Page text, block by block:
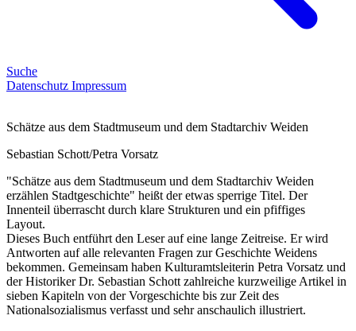
Suche
Datenschutz Impressum
Schätze aus dem Stadtmuseum und dem Stadtarchiv Weiden
Sebastian Schott/Petra Vorsatz
"Schätze aus dem Stadtmuseum und dem Stadtarchiv Weiden
erzählen Stadtgeschichte" heißt der etwas sperrige Titel. Der
Innenteil überrascht durch klare Strukturen und ein pfiffiges
Layout.
Dieses Buch entführt den Leser auf eine lange Zeitreise. Er wird
Antworten auf alle relevanten Fragen zur Geschichte Weidens
bekommen. Gemeinsam haben Kulturamtsleiterin Petra Vorsatz und
der Historiker Dr. Sebastian Schott zahlreiche kurzweilige Artikel in
sieben Kapiteln von der Vorgeschichte bis zur Zeit des
Nationalsozialismus verfasst und sehr anschaulich illustriert.